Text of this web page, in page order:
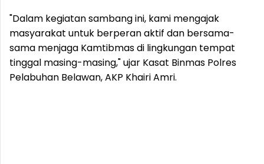
"Dalam kegiatan sambang ini, kami mengajak
masyarakat untuk berperan aktif dan bersama-
sama menjaga Kamtibmas di lingkungan tempat
tinggal masing-masing," ujar Kasat Binmas Polres
Pelabuhan Belawan, AKP Khairi Amri.